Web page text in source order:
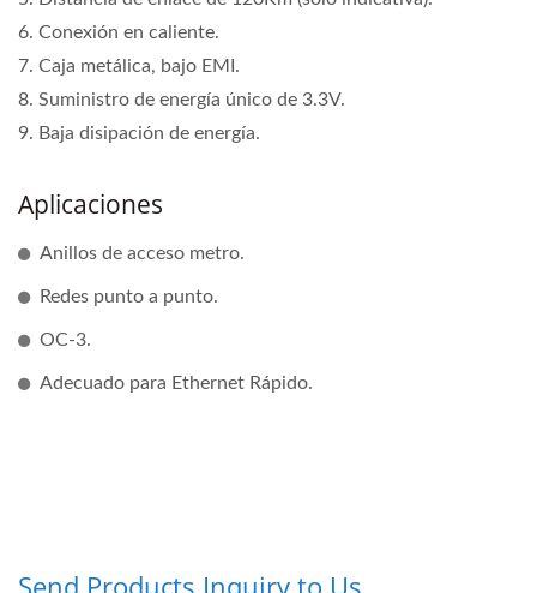
6. Conexión en caliente.
7. Caja metálica, bajo EMI.
8. Suministro de energía único de 3.3V.
9. Baja disipación de energía.
Aplicaciones
Anillos de acceso metro.
Redes punto a punto.
OC-3.
Adecuado para Ethernet Rápido.